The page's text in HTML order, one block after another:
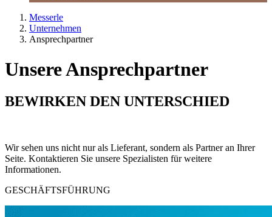
Messerle
Unternehmen
Ansprechpartner
Unsere Ansprechpartner
BEWIRKEN DEN UNTERSCHIED
Wir sehen uns nicht nur als Lieferant, sondern als Partner an Ihrer
Seite. Kontaktieren Sie unsere Spezialisten für weitere
Informationen.
GESCHÄFTSFÜHRUNG